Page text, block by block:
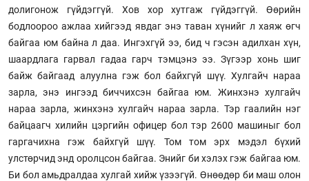
долигонож гүйдэггүй. Хов хор хутгаж гүйдэггүй. Өөрийн
бодлоороо ажлаа хийгээд явдаг энэ таван хүнийг л хаяж өгч
байгаа юм байна л даа. Ингэхгүй ээ, бид ч гэсэн адилхан хүн,
шаардлага гарвал гадаа гарч тэмцэнэ ээ. Зүгээр хонь шиг
байж байгаад алуулна гэж бол байхгүй шүү. Хулгайч нараа
зарла, энэ ингээд биччихсэн байгаа юм. Жинхэнэ хулгайч
нараа зарла, жинхэнэ хулгайч нараа зарла. Тэр гаалийн нэг
байцаагч хилийн цэргийн офицер бол тэр 2600 машиныг бол
гаргачихна гэж байхгүй шүү. Том том эрх мэдэл бүхий
улстөрчид энд оролцсон байгаа. Энийг би хэлэх гэж байгаа юм.
Би бол амьдралдаа хулгай хийж үзээгүй. Өнөөдөр би маш олон